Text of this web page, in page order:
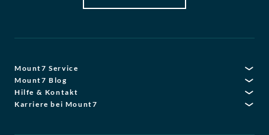
Mount7 Service
Mount7 Blog
Hilfe & Kontakt
Karriere bei Mount7